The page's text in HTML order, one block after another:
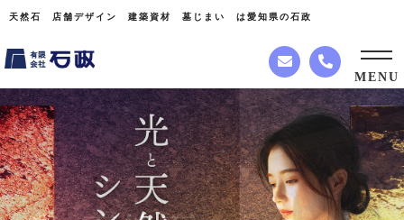
天然石 店舗デザイン 建築資材 墓じまい は愛知県の石政
MENU